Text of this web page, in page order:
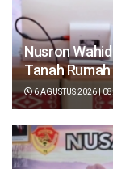
Nusron
Tanah
6 AGUSTUS 2026 |